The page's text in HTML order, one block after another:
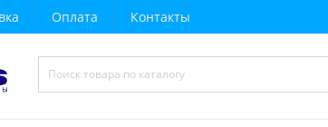
Оплата Контакты